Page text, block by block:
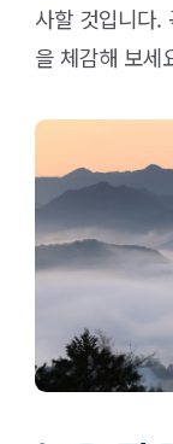
사할 것입니다.
을 체감해 보세